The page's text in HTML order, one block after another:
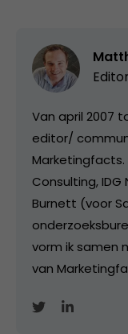
Van april 2007
editor/
Marketingfacts.
Consulting,
Burnett (voor
vorm ik samen
van